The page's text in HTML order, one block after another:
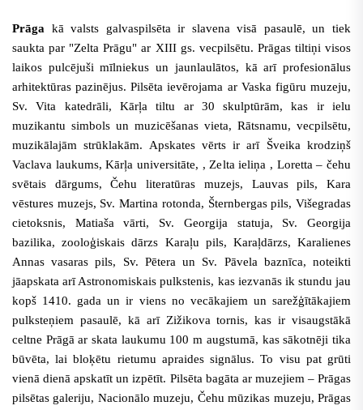
Prāga kā valsts galvaspilsēta ir slavena visā pasaulē, un tiek
saukta par "Zelta Prāgu" ar XIII gs. vecpilsētu. Prāgas tiltiņi visos
laikos pulcējuši mīlniekus un jaunlaulātos, kā arī profesionālus
arhitektūras pazinējus. Pilsēta ievērojama ar Vaska figūru muzeju,
Sv. Vita katedrāli, Kārļa tiltu ar 30 skulptūrām,kas ir ielu
muzikantu simbols un muzicēšanas vieta, Rātsnamu, vecpilsētu,
muzikālajām strūklakām. Apskates vērts ir arī Šveika krodziņš
Vaclava laukums, Kārļa universitāte, , Zelta ieliņa , Loretta – čehu
svētais dārgums, Čehu literatūras muzejs, Lauvas pils, Kara
vēstures muzejs, Sv. Martina rotonda, Šternbergas pils, Višegradas
cietoksnis, Matiaša vārti, Sv. Georgija statuja, Sv. Georgija
bazilika, zooloģiskais dārzs Karaļu pils, Karaļdārzs, Karalienes
Annas vasaras pils, Sv. Pētera un Sv. Pāvela baznīca, noteikti
jāapskata arī Astronomiskais pulkstenis, kas iezvanās ik stundu jau
kopš 1410. gada un ir viens no vecākajiem un sarežģītākajiem
pulksteņiem pasaulē, kā arī Zižikova tornis, kas ir visaugstākā
celtne Prāgā ar skata laukumu 100 m augstumā, kas sākotnēji tika
būvēta, lai bloķētu rietumu apraides signālus. To visu pat grūti
vienā dienā apskatīt un izpētīt. Pilsēta bagāta ar muzejiem – Prāgas
pilsētas galeriju, Nacionālo muzeju, Čehu mūzikas muzeju, Prāgas